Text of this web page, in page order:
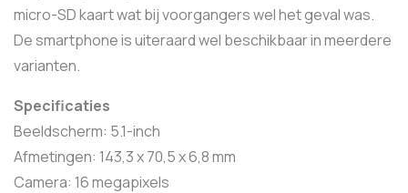
micro-SD kaart wat bij voorgangers wel het geval was.
De smartphone is uiteraard wel beschikbaar in meerdere
varianten.
Specificaties
Beeldscherm: 5.1-inch
Afmetingen: 143,3 x 70,5 x 6,8 mm
Camera: 16 megapixels